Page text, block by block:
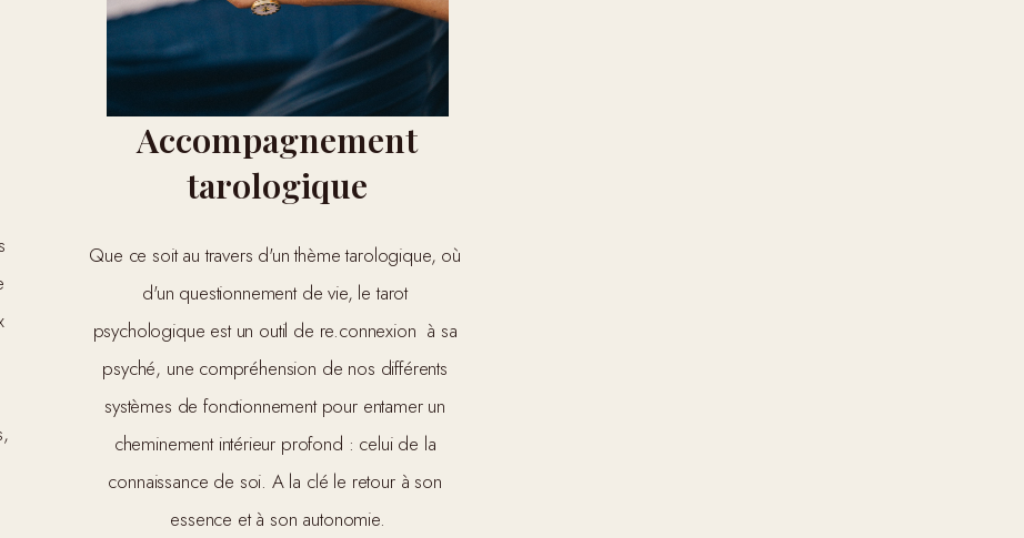
Accompagnement
tarologique
Que ce soit au travers d'un thème tarologique, où
d'un questionnement de vie, le tarot
psychologique est un outil de re.connexion  à sa
psyché, une compréhension de nos différents
systèmes de fonctionnement pour entamer un
cheminement intérieur profond : celui de la
connaissance de soi. A la clé le retour à son
essence et à son autonomie.